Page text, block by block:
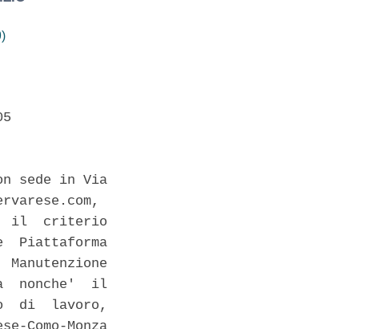
sede in Via
il  criterio
Piattaforma
nonche'  il
di  lavoro,